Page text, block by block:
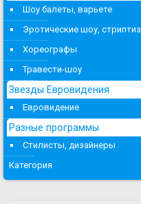
Шоу балеты, варьете
Эротические шоу, стриптиз
Хореографы
Травести-шоу
Звезды Евровидения
Евровидение
Разные программы
Стилисты, дизайнеры
Категория